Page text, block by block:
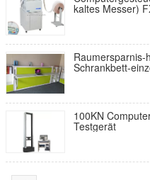
kaltes Messer)
Raumersparnis-
Schrankbett-
100KN
Testgerät